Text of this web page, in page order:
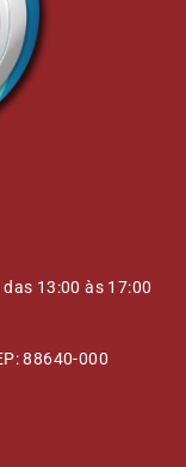
13:00 às 17:00
88640-000